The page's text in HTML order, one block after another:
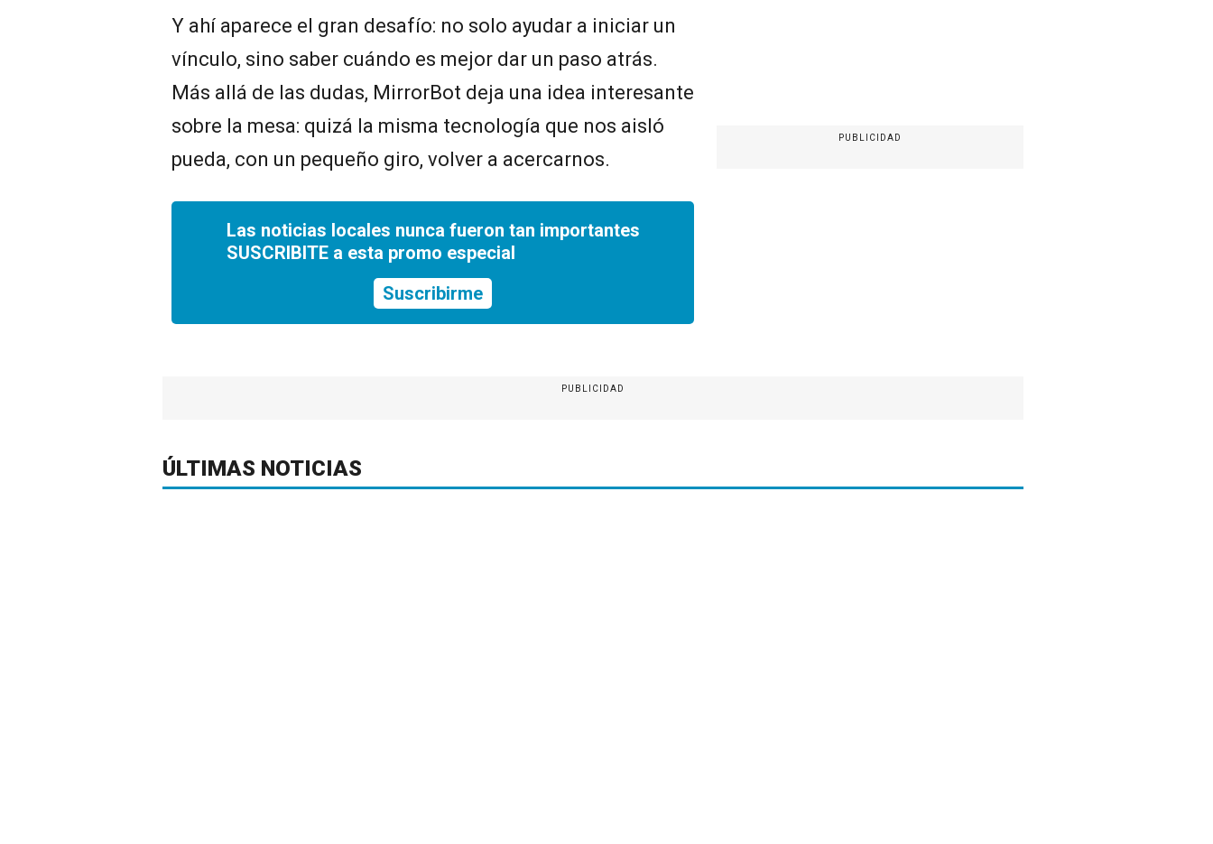
Y ahí aparece el gran desafío: no solo ayudar a iniciar un
vínculo, sino saber cuándo es mejor dar un paso atrás.
Más allá de las dudas, MirrorBot deja una idea interesante
sobre la mesa: quizá la misma tecnología que nos aisló
pueda, con un pequeño giro, volver a acercarnos.
Las noticias locales nunca fueron tan importantes
SUSCRIBITE a esta promo especial
Suscribirme
PUBLICIDAD
PUBLICIDAD
ÚLTIMAS NOTICIAS